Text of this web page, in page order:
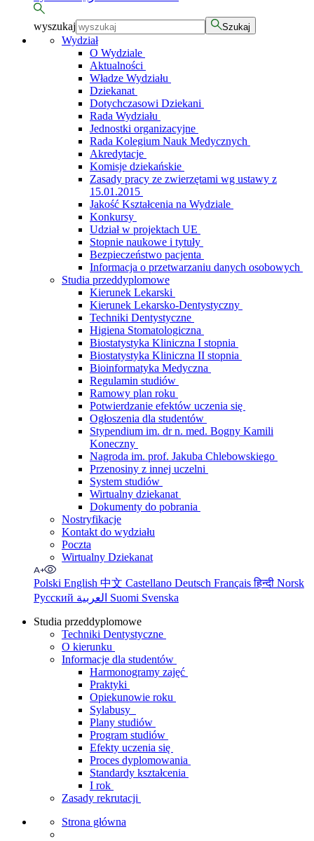
wyszukaj Szukaj
Wydział
O Wydziale
Aktualności
Władze Wydziału
Dziekanat
Dotychczasowi Dziekani
Rada Wydziału
Jednostki organizacyjne
Rada Kolegium Nauk Medycznych
Akredytacje
Komisje dziekańskie
Zasady pracy ze zwierzętami wg ustawy z
15.01.2015
Jakość Kształcenia na Wydziale
Konkursy
Udział w projektach UE
Stopnie naukowe i tytuły
Bezpieczeństwo pacjenta
Informacja o przetwarzaniu danych osobowych
Studia przeddyplomowe
Kierunek Lekarski
Kierunek Lekarsko-Dentystyczny
Techniki Dentystyczne
Higiena Stomatologiczna
Biostatystyka Kliniczna I stopnia
Biostatystyka Kliniczna II stopnia
Bioinformatyka Medyczna
Regulamin studiów
Ramowy plan roku
Potwierdzanie efektów uczenia się
Ogłoszenia dla studentów
Stypendium im. dr n. med. Bogny Kamili
Koneczny
Nagroda im. prof. Jakuba Chlebowskiego
Przenosiny z innej uczelni
System studiów
Wirtualny dziekanat
Dokumenty do pobrania
Nostryfikacje
Kontakt do wydziału
Poczta
Wirtualny Dziekanat
Polski English 中文 Castellano Deutsch Françaisहिन्दी Norsk
Русский
Suomi Svenska
Studia przeddyplomowe
Techniki Dentystyczne
O kierunku
Informacje dla studentów
Harmonogramy zajęć
Praktyki
Opiekunowie roku
Sylabusy
Plany studiów
Program studiów
Efekty uczenia się
Proces dyplomowania
Standardy kształcenia
I rok
Zasady rekrutacji
Strona główna